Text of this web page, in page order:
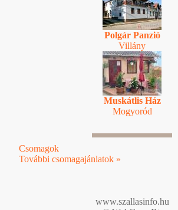
Polgár Panzió
Villány
Muskátlis Ház
Mogyoród
Csomagok
További csomagajánlatok »
www.szallasinfo.hu